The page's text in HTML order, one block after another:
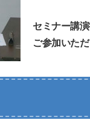
セミナー講
ご参加いた